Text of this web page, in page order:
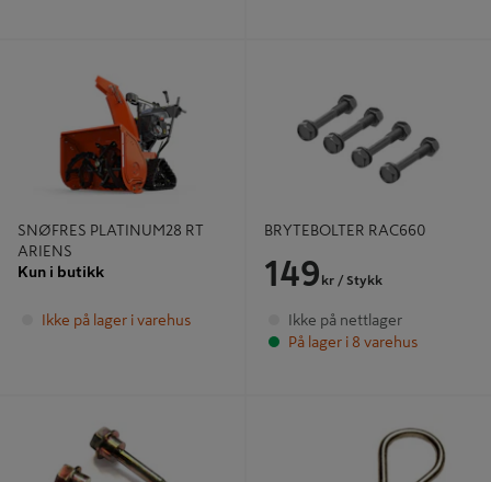
SNØFRES PLATINUM28 RT
ARIENS
Kun i butikk
Ikke på lager i varehus
BRYTEBOLTER RAC660
149 kr / Stykk
Ikke på nettlager
På lager i 8 varehus